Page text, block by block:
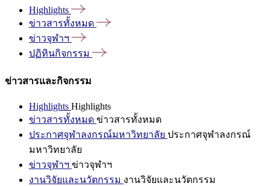
Highlights
ข่าวสารทั้งหมด
ข่าวจุฬาฯ
ปฏิทินกิจกรรม
ข่าวสารและกิจกรรม
Highlights Highlights
ข่าวสารทั้งหมด ข่าวสารทั้งหมด
ประกาศจุฬาลงกรณ์มหาวิทยาลัย ประกาศจุฬาลงกรณ์
มหาวิทยาลัย
ข่าวจุฬาฯ ข่าวจุฬาฯ
งานวิจัยและนวัตกรรม งานวิจัยและนวัตกรรม